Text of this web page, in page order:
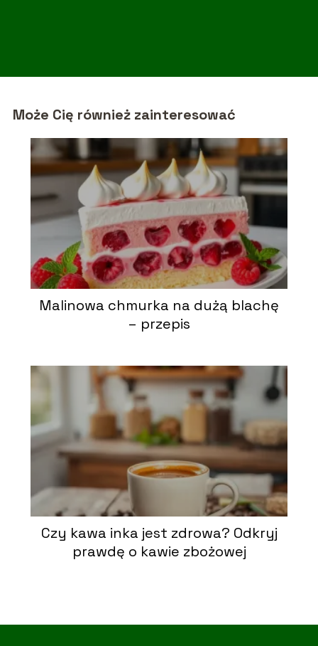
Może Cię również zainteresować
Malinowa chmurka na dużą blachę
– przepis
Czy kawa inka jest zdrowa? Odkryj
prawdę o kawie zbożowej